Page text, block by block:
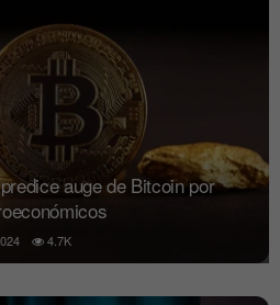
auge de Bitcoin por
4.7K